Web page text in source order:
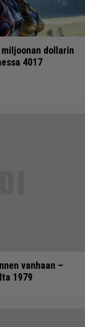
dollarin
4017
vanhaan –
1979